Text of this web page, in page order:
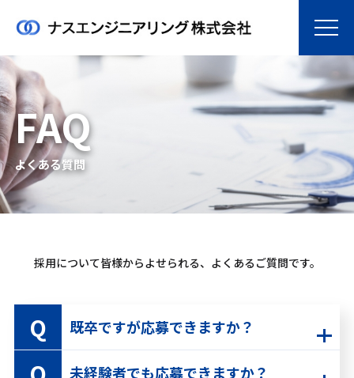
FAQ
よくある質問
採用について皆様からよせられる、よくあるご質問です。
既卒ですが応募できますか？
未経験者でも応募できますか？